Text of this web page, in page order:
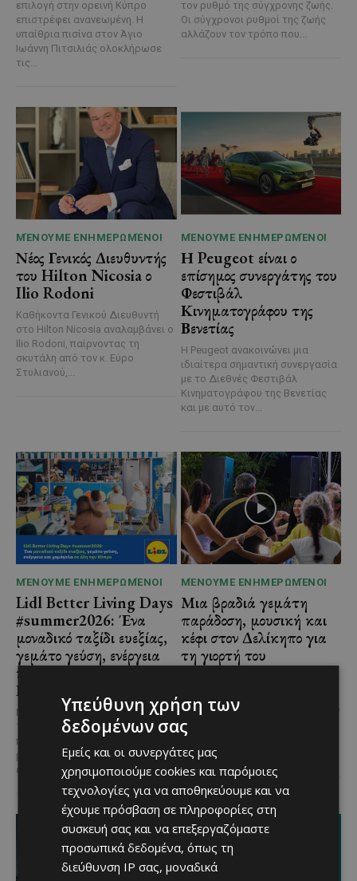
επιλογή στην ορεινή Κύπρο
επιστρέφει ανανεωμένη. Η
υπαίθρια πισίνα στον Άγιο
Ιωάννη Πιτσιλιάς ολοκλήρωσε
τις...
τον ρυθμό της σύγχρονης ζωής.
Οι σύγχρονοι ρυθμοί της ζωής
αλλάζουν τον τρόπο που...
ΜΈΝΟΥΜΕ ΕΝΗΜΕΡΩΜΈΝΟΙ
Νέος Γενικός Διευθυντής
του Hilton Nicosia ο
Ilio Rodoni
Καθήκοντα Γενικού Διευθυντή
στο Hilton Nicosia αναλαμβάνει ο
Ilio Rodoni, παίρνοντας τη
σκυτάλη από τον κ. Εύρο
Στυλιανού,...
ΜΈΝΟΥΜΕ ΕΝΗΜΕΡΩΜΈΝΟΙ
Η Peugeot είναι ο
επίσημος συνεργάτης του
Φεστιβάλ
Κινηματογράφου της
Βενετίας
Η Peugeot ανακοινώνει μια
ιδιαίτερα σημαντική συνεργασία
με το Διεθνές Φεστιβάλ
Κινηματογράφου της Βενετίας
και με αυτό τον...
ΜΈΝΟΥΜΕ ΕΝΗΜΕΡΩΜΈΝΟΙ
Lidl Better Living Days
#summer2026: Ένα
μοναδικό ταξίδι ευεξίας,
γεμάτο γεύση, ενέργεια
και χαμόγελα σε όλη την
Κύπρο
Με 6 προορισμούς, πάνω από
1.700 συμμετέχοντες και
περισσότερες από 3.500
μερίδες, η Lidl Κύπρου
επιβεβαίωσε για ακόμα...
ΜΈΝΟΥΜΕ ΕΝΗΜΕΡΩΜΈΝΟΙ
Μια βραδιά γεμάτη
παράδοση, μουσική και
κέφι στον Δελίκηπο για
τη γιορτή του
γεμάτη παράδοση, μουσική, χορό
και αυθεντικές γεύσεις στον
Δελίκηπο!
γλέντι,...
Υπεύθυνη χρήση των
δεδομένων σας
Εμείς και οι συνεργάτες μας
χρησιμοποιούμε cookies και παρόμοιες
τεχνολογίες για να αποθηκεύουμε και να
έχουμε πρόσβαση σε πληροφορίες στη
συσκευή σας και να επεξεργαζόμαστε
προσωπικά δεδομένα, όπως τη
διεύθυνση IP σας, μοναδικά